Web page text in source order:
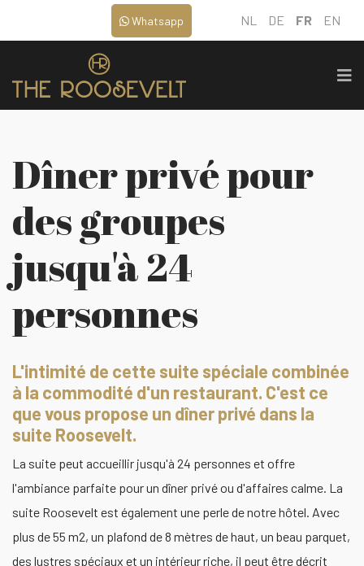
NL DE FR EN
Whatsapp
Dîner privé pour
des groupes
jusqu'à 24
personnes
L'intimité de cette suite spéciale combinée
à la commodité d'un restaurant. C'est ce
que vous propose un dîner privé dans la
suite Roosevelt.
La suite peut accueillir jusqu'à 24 personnes et offre
l'ambiance parfaite pour un dîner privé ou d'affaires calme. La
suite Roosevelt est également une perle de notre hôtel. Avec
plus de 55 m2, un plafond de 8 mètres de haut, un beau parquet,
des lustres spéciaux et un intérieur riche, il peut être décrit